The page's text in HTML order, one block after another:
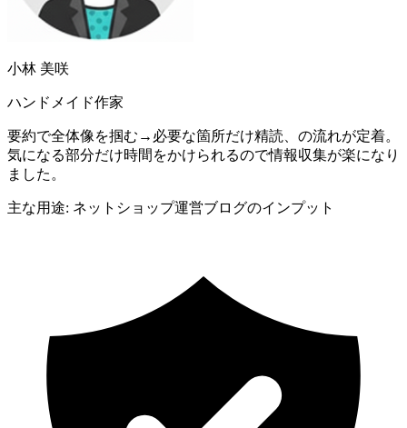
小林 美咲
ハンドメイド作家
要約で全体像を掴む→必要な箇所だけ精読、の流れが定着。
気になる部分だけ時間をかけられるので情報収集が楽になり
ました。
主な用途: ネットショップ運営ブログのインプット